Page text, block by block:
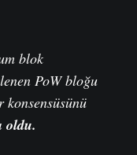
blok
PoW bloğu
oldu.